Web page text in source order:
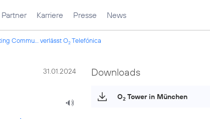
Partner Karriere Presse News
Commu... verlässt O2Telefónica
31.01.2024 Downloads
O2 Tower in München